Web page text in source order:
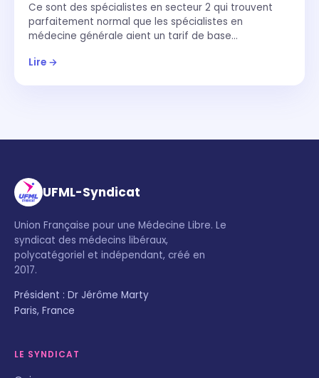
Ce sont des spécialistes en secteur 2 qui trouvent
parfaitement normal que les spécialistes en
médecine générale aient un tarif de base…
Lire →
UFML-Syndicat
Union Française pour une Médecine Libre. Le
syndicat des médecins libéraux,
polycatégoriel et indépendant, créé en
2017.
Président : Dr Jérôme Marty
Paris, France
LE SYNDICAT